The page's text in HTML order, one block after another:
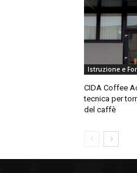
Istruzione e
CIDA Coffee
tecnica per
del caffè